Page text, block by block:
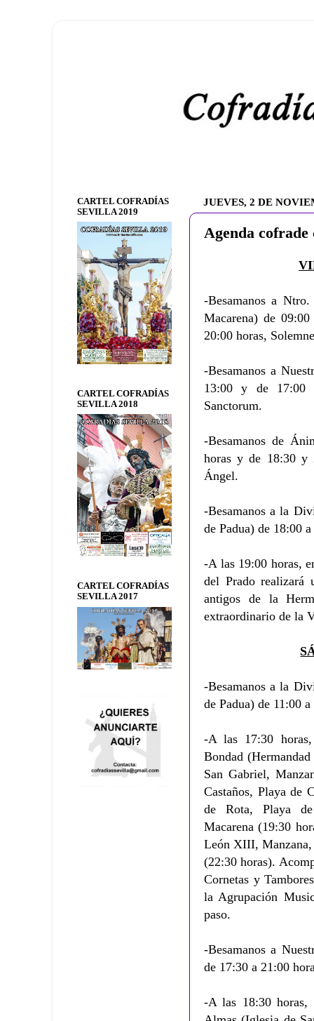
JUEVES, 2 DE
Agenda cofrade
-Besamanos a
Macarena) de
20:00 horas,
-Besamanos a
13:00 y de 17:00
Sanctorum.
-Besamanos de
horas y de 18:30 y
Ángel.
-Besamanos a la
de Padua) de 18:00
-A las 19:00 horas,
del Prado realizará
antigos de la
extraordinario de la
-Besamanos a la
de Padua) de 11:00
-A las 17:30
Bondad
San Gabriel,
Castaños, Playa de
de Rota, Playa
Macarena (19:30
León XIII, Manzana,
(22:30 horas).
Cornetas y
la Agrupación
paso.
-Besamanos a
de 17:30 a 21:00
-A las 18:30 horas,
CARTEL COFRADÍAS
SEVILLA 2019
CARTEL COFRADÍAS
SEVILLA 2018
CARTEL COFRADÍAS
SEVILLA 2017